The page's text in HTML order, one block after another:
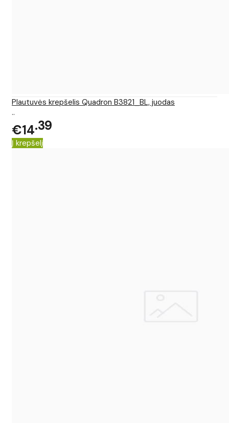
Plautuvės krepšelis Quadron B3821_BL, juodas
..
€14 39
Į krepšelį